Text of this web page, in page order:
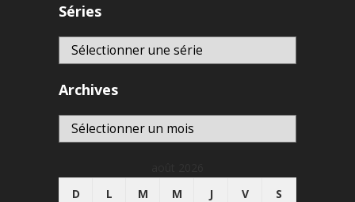
Séries
Archives
Archives
D
L M M J V S